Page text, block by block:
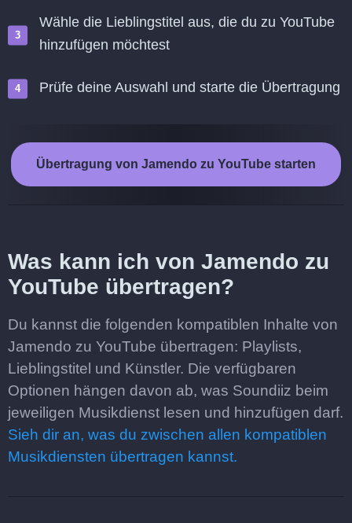
Wähle die Lieblingstitel aus, die du zu YouTube
hinzufügen möchtest
Prüfe deine Auswahl und starte die Übertragung
Übertragung von Jamendo zu YouTube starten
Was kann ich von Jamendo zu
YouTube übertragen?
Du kannst die folgenden kompatiblen Inhalte von
Jamendo zu YouTube übertragen: Playlists,
Lieblingstitel und Künstler. Die verfügbaren
Optionen hängen davon ab, was Soundiiz beim
jeweiligen Musikdienst lesen und hinzufügen darf.
Sieh dir an, was du zwischen allen kompatiblen
Musikdiensten übertragen kannst.